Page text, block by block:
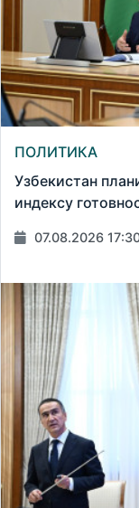
ПОЛИТИКА
Узбекистан
индексу
07.08.2026